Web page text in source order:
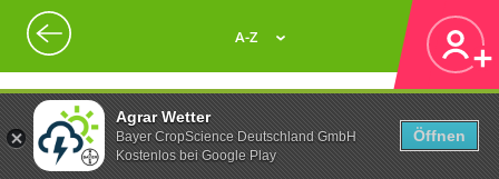
Agrar Wetter
Bayer CropScience Deutschland GmbH
Kostenlos bei Google Play
Öffnen
A-Z